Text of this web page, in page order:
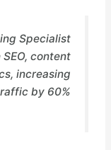
Specialist
content
increasing
by 60%.